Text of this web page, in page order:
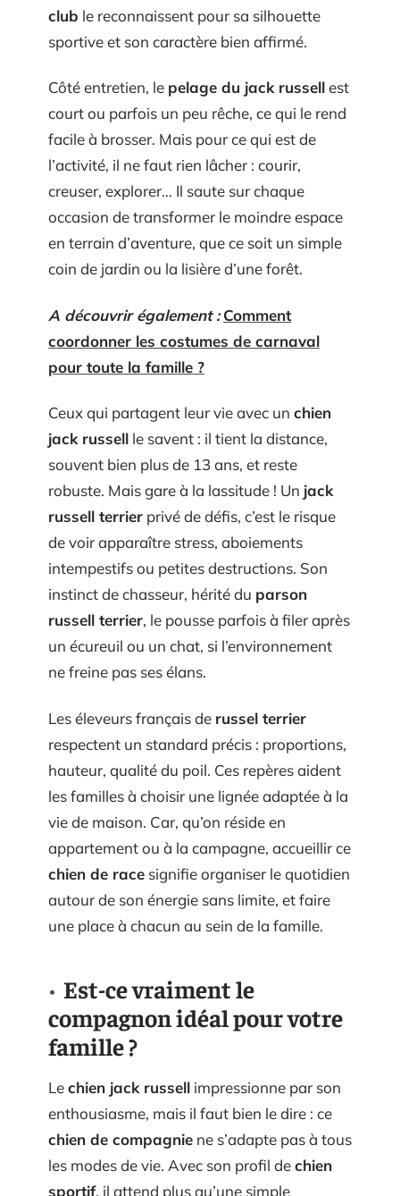
club le reconnaissent pour sa silhouette
sportive et son caractère bien affirmé.
Côté entretien, le pelage du jack russellest
court ou parfois un peu rêche, ce qui le rend
facile à brosser. Mais pour ce qui est de
l’activité, il ne faut rien lâcher : courir,
creuser, explorer… Il saute sur chaque
occasion de transformer le moindre espace
en terrain d’aventure, que ce soit un simple
coin de jardin ou la lisière d’une forêt.
A découvrir également : Comment
coordonner les costumes de carnaval
pour toute la famille ?
Ceux qui partagent leur vie avec un chien
jack russell le savent : il tient la distance,
souvent bien plus de 13 ans, et reste
robuste. Mais gare à la lassitude ! Un jack
russell terrier privé de défis, c’est le risque
de voir apparaître stress, aboiements
intempestifs ou petites destructions. Son
instinct de chasseur, hérité du parson
russell terrier, le pousse parfois à filer après
un écureuil ou un chat, si l’environnement
ne freine pas ses élans.
Les éleveurs français de russel terrier
respectent un standard précis : proportions,
hauteur, qualité du poil. Ces repères aident
les familles à choisir une lignée adaptée à la
vie de maison. Car, qu’on réside en
appartement ou à la campagne, accueillir ce
chien de race signifie organiser le quotidien
autour de son énergie sans limite, et faire
une place à chacun au sein de la famille.
Est-ce vraiment le
compagnon idéal pour votre
famille ?
Lechien jack russell impressionne par son
enthousiasme, mais il faut bien le dire : ce
chien de compagnie ne s’adapte pas à tous
les modes de vie. Avec son profil dechien
sportif, il attend plus qu’une simple